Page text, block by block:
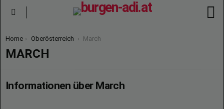
You are here:
Home Oberösterreich March
MARCH
Informationen über March